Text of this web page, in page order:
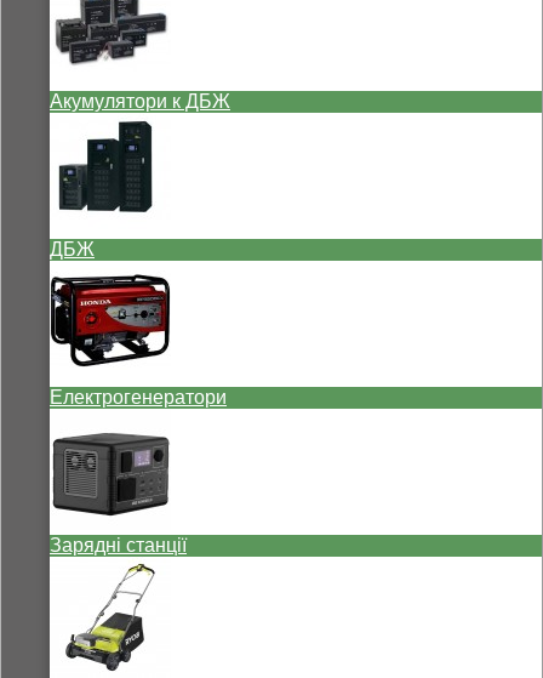
Акумулятори к ДБЖ
ДБЖ
Електрогенератори
Зарядні станції